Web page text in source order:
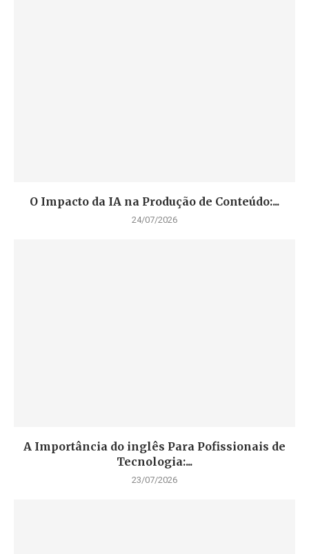
O Impacto da IA na Produção de Conteúdo:...
24/07/2026
A Importância do inglês Para Pofissionais de
Tecnologia:...
23/07/2026